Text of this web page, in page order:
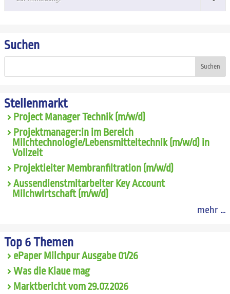
Suchen
Suchen
Stellenmarkt
Project Manager Technik (m/w/d)
Projektmanager:in im Bereich
Milchtechnologie/Lebensmitteltechnik (m/w/d) in
Vollzeit
Projektleiter Membranfiltration (m/w/d)
Aussendienstmitarbeiter Key Account
Milchwirtschaft (m/w/d)
mehr …
Top 6 Themen
ePaper Milchpur Ausgabe 01/26
Was die Klaue mag
Marktbericht vom 29.07.2026